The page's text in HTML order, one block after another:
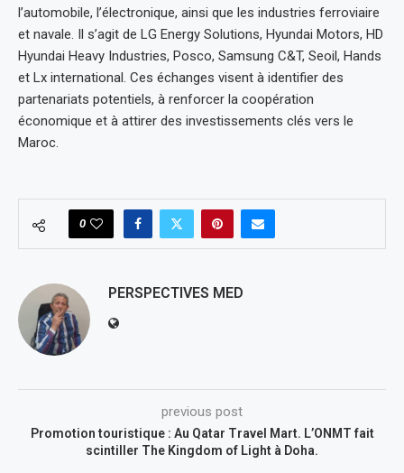
l’automobile, l’électronique, ainsi que les industries ferroviaire
et navale. Il s’agit de LG Energy Solutions, Hyundai Motors, HD
Hyundai Heavy Industries, Posco, Samsung C&T, Seoil, Hands
et Lx international. Ces échanges visent à identifier des
partenariats potentiels, à renforcer la coopération
économique et à attirer des investissements clés vers le
Maroc.
0
PERSPECTIVES MED
previous post
Promotion touristique : Au Qatar Travel Mart. L’ONMT fait
scintiller The Kingdom of Light à Doha.